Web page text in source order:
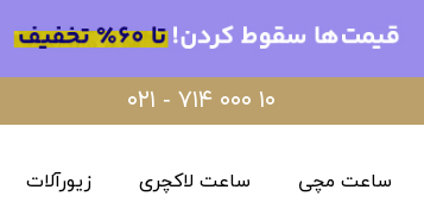
۰۲۱ - ۷۱۴ ۰۰۰ ۱۰
ساعت مچی ساعت لاکچری زیورآلات